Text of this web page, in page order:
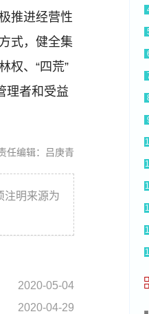
推进经营性
式，健全集
权、“四荒”
理者和受益
任编辑：吕庚青
注明来源为
2020-05-04
2020-04-29